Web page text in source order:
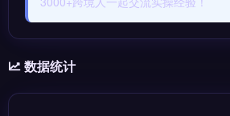
数据统计